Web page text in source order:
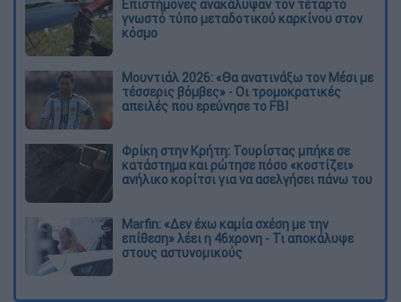
Επιστήμονες ανακάλυψαν τον τέταρτο
γνωστό τύπο μεταδοτικού καρκίνου στον
κόσμο
Μουντιάλ 2026: «Θα ανατινάξω τον Μέσι με
τέσσερις βόμβες» - Οι τρομοκρατικές
απειλές που ερεύνησε το FBI
Φρίκη στην Κρήτη: Τουρίστας μπήκε σε
κατάστημα και ρώτησε πόσο «κοστίζει»
ανήλικο κορίτσι για να ασελγήσει πάνω του
Marfin: «Δεν έχω καμία σχέση με την
επίθεση» λέει η 46χρονη - Τι αποκάλυψε
στους αστυνομικούς